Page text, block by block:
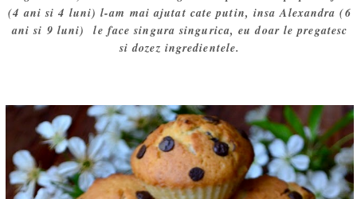
(4 ani si 4 luni) l-am mai ajutat cate putin, insa Alexandra (6
ani si 9 luni) le face singura singurica, eu doar le pregatesc
si dozez ingredientele.